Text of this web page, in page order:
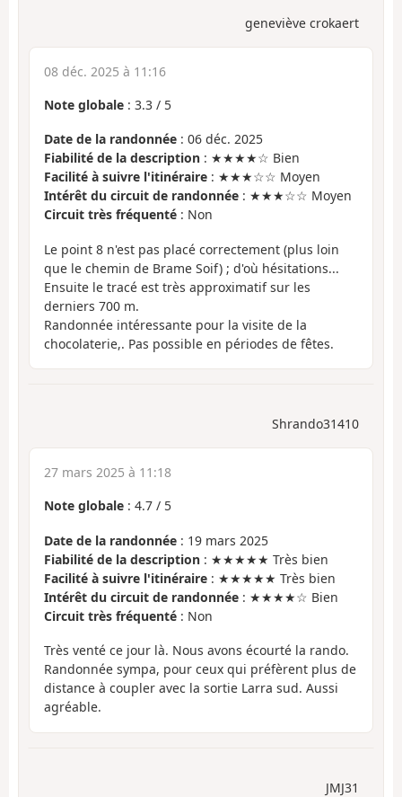
geneviève crokaert
08 déc. 2025 à 11:16
Note globale : 3.3 / 5
Date de la randonnée : 06 déc. 2025
Fiabilité de la description : ★★★★☆ Bien
Facilité à suivre l'itinéraire : ★★★☆☆ Moyen
Intérêt du circuit de randonnée : ★★★☆☆ Moyen
Circuit très fréquenté : Non
Le point 8 n'est pas placé correctement (plus loin
que le chemin de Brame Soif) ; d'où hésitations...
Ensuite le tracé est très approximatif sur les
derniers 700 m.
Randonnée intéressante pour la visite de la
chocolaterie,. Pas possible en périodes de fêtes.
Shrando31410
27 mars 2025 à 11:18
Note globale : 4.7 / 5
Date de la randonnée : 19 mars 2025
Fiabilité de la description : ★★★★★ Très bien
Facilité à suivre l'itinéraire : ★★★★★ Très bien
Intérêt du circuit de randonnée : ★★★★☆ Bien
Circuit très fréquenté : Non
Très venté ce jour là. Nous avons écourté la rando.
Randonnée sympa, pour ceux qui préfèrent plus de
distance à coupler avec la sortie Larra sud. Aussi
agréable.
JMJ31